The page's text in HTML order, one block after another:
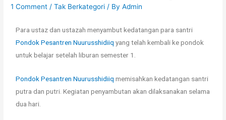
1 Comment /Tak Berkategori / ByAdmin
Para ustaz dan ustazah menyambut kedatangan para santri
Pondok Pesantren Nuurusshidiiq yang telah kembali ke pondok
untuk belajar setelah liburan semester 1.
Pondok Pesantren Nuurusshidiiq memisahkan kedatangan santri
putra dan putri. Kegiatan penyambutan akan dilaksanakan selama
dua hari.